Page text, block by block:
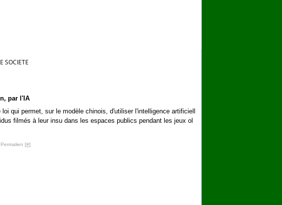
SOCIETE
par l'IA
qui permet, sur le modèle chinois, d'utiliser l'intelligence artificiell
filmés à leur insu dans les espaces publics pendant les jeux ol
[#]